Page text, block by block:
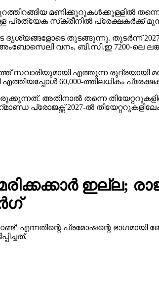
മണിക്കൂറുകള്‍ക്കുള്ളില്‍
പ്രത്യേക സ്‌ക്രീനില്‍ പ്രേക്ഷകര്‍ക്ക്
ദൃശ്യങ്ങളോടെ തുടങ്ങുന്നു. തുടര്‍ന്ന്
വനം, ബി.സി.ഇ 7200-ലെ
സവാരിയുമായി എത്തുന്ന രുദ്രയായി
60,000-ത്തിലധികം
അതിനാല്‍ തന്നെ
പ്രോജക്റ്റ് 2027-ല്‍
ഇല്ല;
എന്നതിന്റെ പ്രമോഷന്റെ